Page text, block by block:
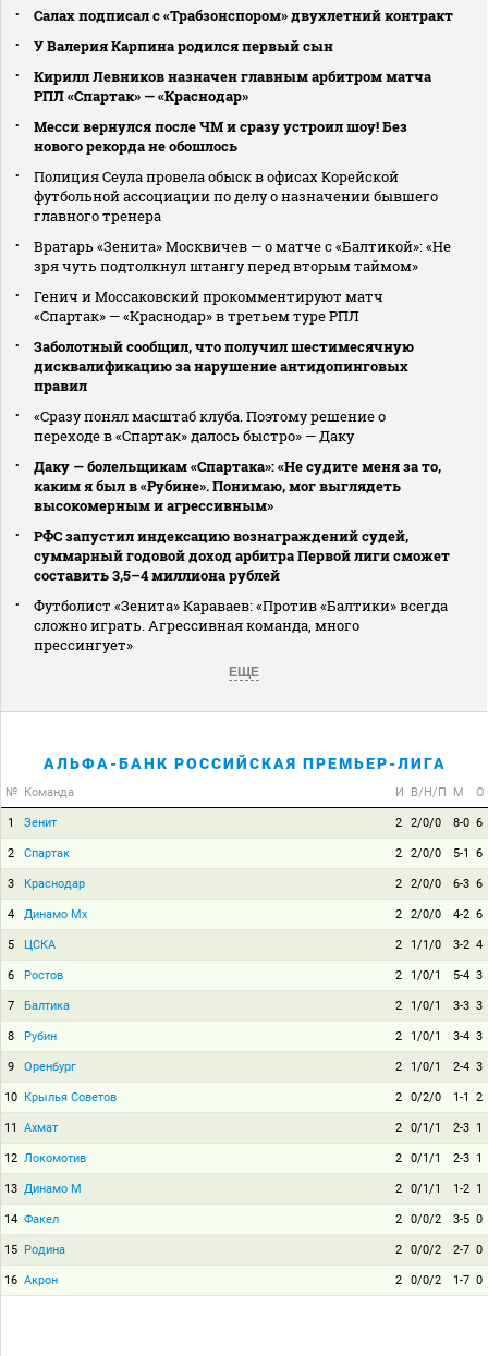
Салах подписал с «Трабзонспором» двухлетний контракт
У Валерия Карпина родился первый сын
Кирилл Левников назначен главным арбитром матча
РПЛ «Спартак» — «Краснодар»
Месси вернулся после ЧМ и сразу устроил шоу! Без
нового рекорда не обошлось
Полиция Сеула провела обыск в офисах Корейской
футбольной ассоциации по делу о назначении бывшего
главного тренера
Вратарь «Зенита» Москвичев — о матче с «Балтикой»: «Не
зря чуть подтолкнул штангу перед вторым таймом»
Генич и Моссаковский прокомментируют матч
«Спартак» — «Краснодар» в третьем туре РПЛ
Заболотный сообщил, что получил шестимесячную
дисквалификацию за нарушение антидопинговых
правил
«Сразу понял масштаб клуба. Поэтому решение о
переходе в «Спартак» далось быстро» — Даку
Даку — болельщикам «Спартака»: «Не судите меня за то,
каким я был в «Рубине». Понимаю, мог выглядеть
высокомерным и агрессивным»
РФС запустил индексацию вознаграждений судей,
суммарный годовой доход арбитра Первой лиги сможет
составить 3,5–4 миллиона рублей
Футболист «Зенита» Караваев: «Против «Балтики» всегда
сложно играть. Агрессивная команда, много
прессингует»
ЕЩЕ
АЛЬФА-БАНК РОССИЙСКАЯ ПРЕМЬЕР-ЛИГА
№ Команда И В/Н/П М О
1 Зенит 2 2/0/0 8-0 6
2 Спартак 2 2/0/0 5-1 6
3 Краснодар 2 2/0/0 6-3 6
4 Динамо Мх 2 2/0/0 4-2 6
5 ЦСКА 2 1/1/0 3-2 4
6 Ростов 2 1/0/1 5-4 3
7 Балтика 2 1/0/1 3-3 3
8 Рубин 2 1/0/1 3-4 3
9 Оренбург 2 1/0/1 2-4 3
10 Крылья Советов 2 0/2/0 1-1 2
11 Ахмат 2 0/1/1 2-3 1
12 Локомотив 2 0/1/1 2-3 1
13 Динамо М 2 0/1/1 1-2 1
14 Факел 2 0/0/2 3-5 0
15 Родина 2 0/0/2 2-7 0
16 Акрон 2 0/0/2 1-7 0